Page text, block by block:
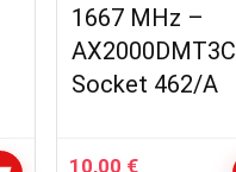
1667 MHz –
AX2000DMT3C
Socket 462/A
10,00 €